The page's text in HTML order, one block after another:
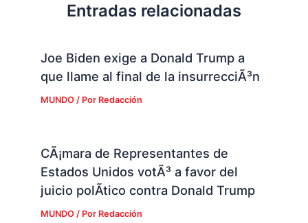
Entradas relacionadas
Joe Biden exige a Donald Trump a
que llame al final de la insurrecciÃ³n
MUNDO/ Por Redacción
CÃ¡mara de Representantes de
Estados Unidos votÃ³ a favor del
juicio polÃ­tico contra Donald Trump
MUNDO/ Por Redacción